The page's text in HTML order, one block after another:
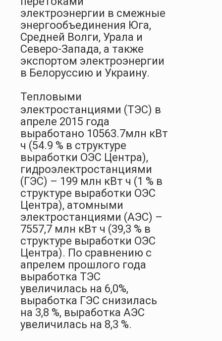
электроэнергии в смежные
энергообъединения Юга,
Средней Волги, Урала и
Северо-Запада, а также
экспортом электроэнергии
в Белоруссию и Украину.
Тепловыми
электростанциями (ТЭС) в
апреле 2015 года
выработано 10563.7млн кВт
ч (54.9 % в структуре
выработки ОЭС Центра),
гидроэлектростанциями
(ГЭС) – 199 млн кВт ч (1 % в
структуре выработки ОЭС
Центра), атомными
электростанциями (АЭС) –
7557,7 млн кВт ч (39,3 % в
структуре выработки ОЭС
Центра). По сравнению с
апрелем прошлого года
выработка ТЭС
увеличилась на 6,0%,
выработка ГЭС снизилась
на 3,8 %, выработка АЭС
увеличилась на 8,3 %.